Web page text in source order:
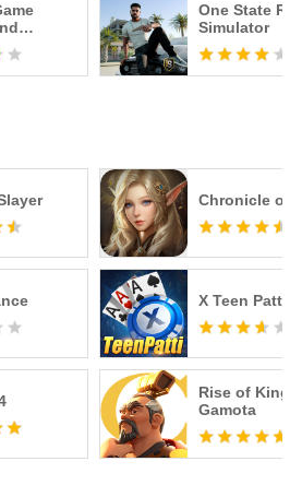
One State RP
Simulator
Chronicle of
X Teen Patti
Rise of
Gamota